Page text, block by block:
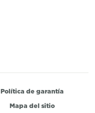
Política de garantía
Mapa del sitio